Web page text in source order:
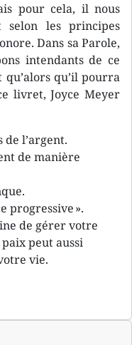
pour cela, il nous
les principes
Dans sa Parole,
intendants de ce
qu’alors qu’il pourra
livret, Joyce Meyer
de l’argent.
de manière
progressive ».
de gérer votre
peut aussi
vie.